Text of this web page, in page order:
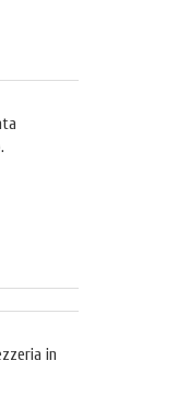
in